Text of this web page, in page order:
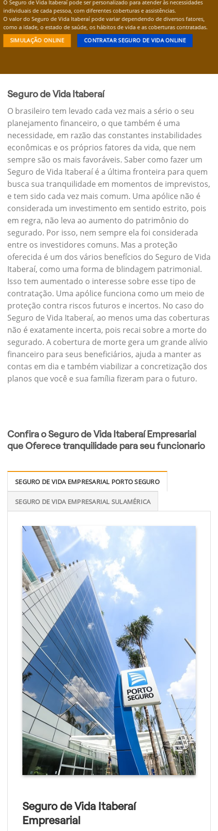
O Seguro de Vida Itaberaí pode ser personalizado para atender às necessidades
individuais de cada pessoa, com diferentes coberturas e assistências.
O valor do Seguro de Vida Itaberaí pode variar dependendo de diversos fatores,
como a idade, o estado de saúde, os hábitos de vida e as coberturas contratadas.
SIMULAÇÃO ONLINE CONTRATAR SEGURO DE VIDA ONLINE
Seguro de Vida Itaberaí
O brasileiro tem levado cada vez mais a sério o seu
planejamento financeiro, o que também é uma
necessidade, em razão das constantes instabilidades
econômicas e os próprios fatores da vida, que nem
sempre são os mais favoráveis. Saber como fazer um
Seguro de Vida Itaberaí é a última fronteira para quem
busca sua tranquilidade em momentos de imprevistos,
e tem sido cada vez mais comum. Uma apólice não é
considerada um investimento em sentido estrito, pois
em regra, não leva ao aumento do patrimônio do
segurado. Por isso, nem sempre ela foi considerada
entre os investidores comuns. Mas a proteção
oferecida é um dos vários benefícios do Seguro de Vida
Itaberaí, como uma forma de blindagem patrimonial.
Isso tem aumentado o interesse sobre esse tipo de
contratação. Uma apólice funciona como um meio de
proteção contra riscos futuros e incertos. No caso do
Seguro de Vida Itaberaí, ao menos uma das coberturas
não é exatamente incerta, pois recai sobre a morte do
segurado. A cobertura de morte gera um grande alívio
financeiro para seus beneficiários, ajuda a manter as
contas em dia e também viabilizar a concretização dos
planos que você e sua família fizeram para o futuro.
Confira o Seguro de Vida Itaberaí Empresarial
que Oferece tranquilidade para seu funcionario
SEGURO DE VIDA EMPRESARIAL PORTO SEGURO
SEGURO DE VIDA EMPRESARIAL SULAMÉRICA
Seguro de Vida Itaberaí
Empresarial